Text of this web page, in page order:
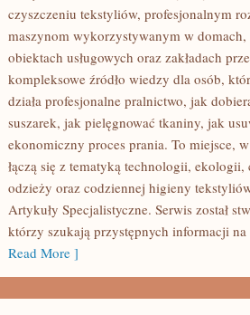
czyszczeniu tekstyliów, profesjonalnym
maszynom wykorzystywanym w
obiektach usługowych oraz zakładach
kompleksowe źródło wiedzy dla osób,
działa profesjonalne pralnictwo, jak
suszarek, jak pielęgnować tkaniny, jak
ekonomiczny proces prania. To miejsce,
łączą się z tematyką technologii,
odzieży oraz codziennej higieny
Artykuły Specjalistyczne. Serwis został
którzy szukają przystępnych informacji
Read More ]